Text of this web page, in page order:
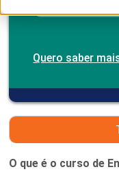
Quero saber
O que é o curso de